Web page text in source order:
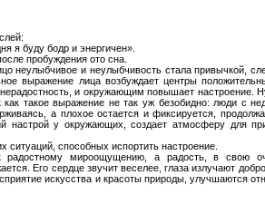
я буду бодр и энергичен».
пробуждения ото сна.
неулыбчивое и неулыбчивость стала привычкой,
выражение лица возбуждает центры
и окружающим повышает
как такое выражение не так уж безобидно: люди
а плохое остается и фиксируется,
у окружающих, создает атмосферу для
ситуаций, способных испортить настроение.
радостному мироощущению, а радость, в свою
Его сердце звучит веселее, глаза излучают
искусства и красоты природы, улучшаются